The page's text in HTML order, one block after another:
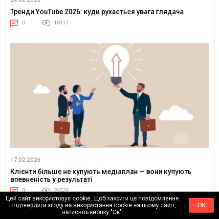
Тренди YouTube 2026: куди рухається увага глядача
0 18117
17.02.2026
Клієнти більше не купують медіаплан — вони купують
впевненість у результаті
0 24539
Цей сайт використовує cookie. Щоб закрити це повідомлення
і підтвердити згоду на використання cookieна цьому сайті,
натисніть кнопку "Ок".
ОК